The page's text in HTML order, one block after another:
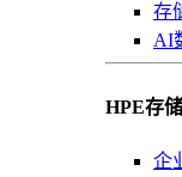
存
AI
HPE存储
企